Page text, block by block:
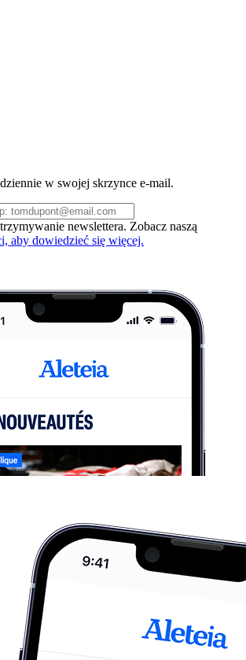
w swojej skrzynce e-mail.
newslettera. Zobacz naszą
aby dowiedzieć się więcej.